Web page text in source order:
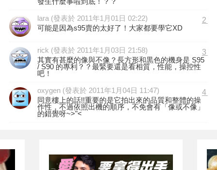
lara (發表於 2011年1月01日 02:22) 2
可能是因為s95賣的太好了！大家都要學它XD
rick (發表於 2011年1月03日 21:58) 3
其實有甚麼的像與不像？長方形和黒色的機身是 S95
/ S90 的專利？？最緊要還是看相質，性能，操控性
吧！
oxygen (發表於 2011年1月04日 11:47) 4
同意樓上的話!!重要的是它拍出來的品質和整體的操
作性，不過依照出機的順序，不免會有「像或不像」
的錯覺呀~>"<